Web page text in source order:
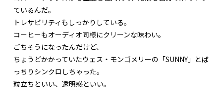
ているんだ。
トレサビリティもしっかりしている。
コーヒーもオーディオ同様にクリーンな味わい。
ごちそうになったんだけど、
ちょうどかかっていたウェス・モンゴメリーの「SUNNY」とば
っちりシンクロしちゃった。
粒立ちといい、透明感といい。